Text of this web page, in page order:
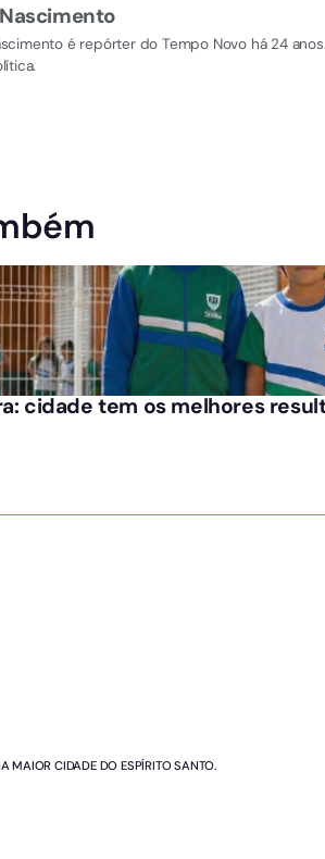
é repórter do Tempo Novo há 24
cidade tem os melhores
MAIOR CIDADE DO ESPÍRITO SANTO.